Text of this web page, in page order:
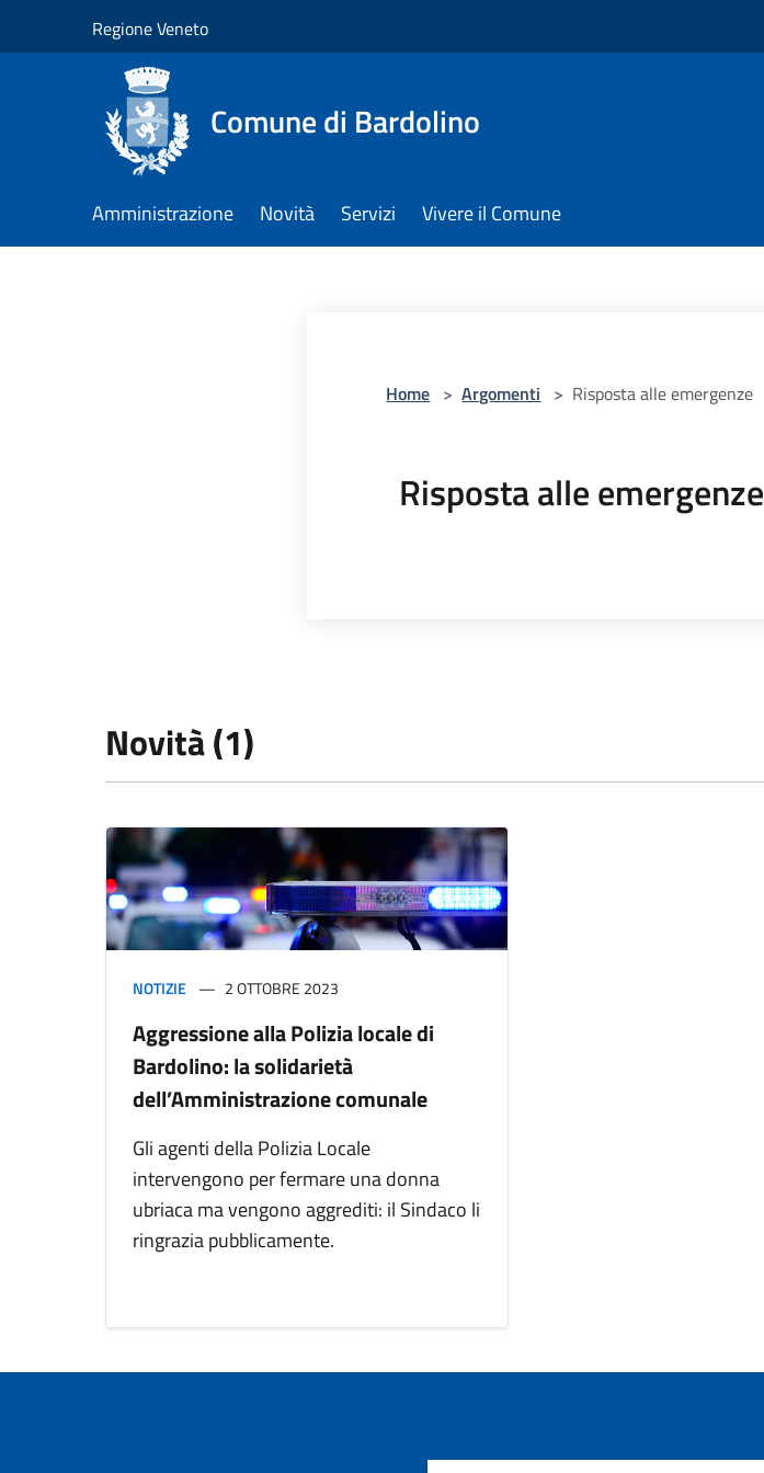
Regione Veneto
Comune di Bardolino
Amministrazione Novità Servizi Vivere il Comune
Home > Argomenti > Risposta alle emergenze
Risposta alle emergenze
Novità (1)
NOTIZIE 2 OTTOBRE 2023
Aggressione alla Polizia locale di
Bardolino: la solidarietà
dell’Amministrazione comunale
Gli agenti della Polizia Locale
intervengono per fermare una donna
ubriaca ma vengono aggrediti: il Sindaco li
ringrazia pubblicamente.